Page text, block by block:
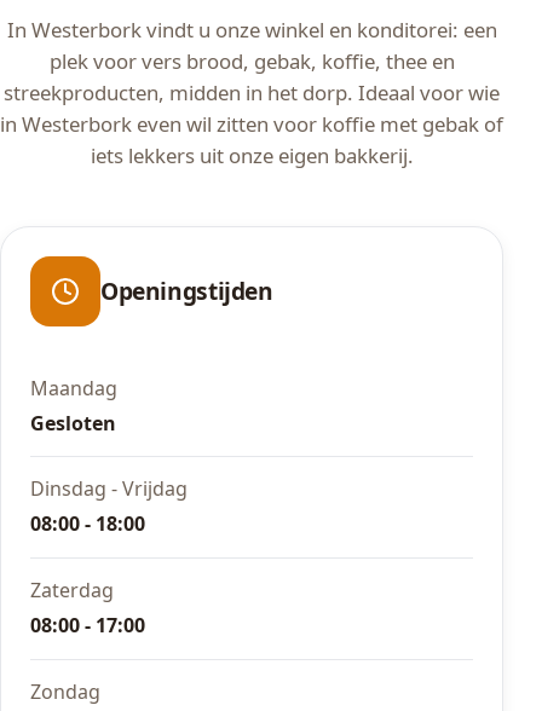
In Westerbork vindt u onze winkel en konditorei: een
plek voor vers brood, gebak, koffie, thee en
streekproducten, midden in het dorp. Ideaal voor wie
in Westerbork even wil zitten voor koffie met gebak of
iets lekkers uit onze eigen bakkerij.
Openingstijden
Maandag
Gesloten
Dinsdag - Vrijdag
08:00 - 18:00
Zaterdag
08:00 - 17:00
Zondag